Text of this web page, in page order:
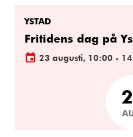
YSTAD
Fritidens dag på
23 augusti, 10:00 -